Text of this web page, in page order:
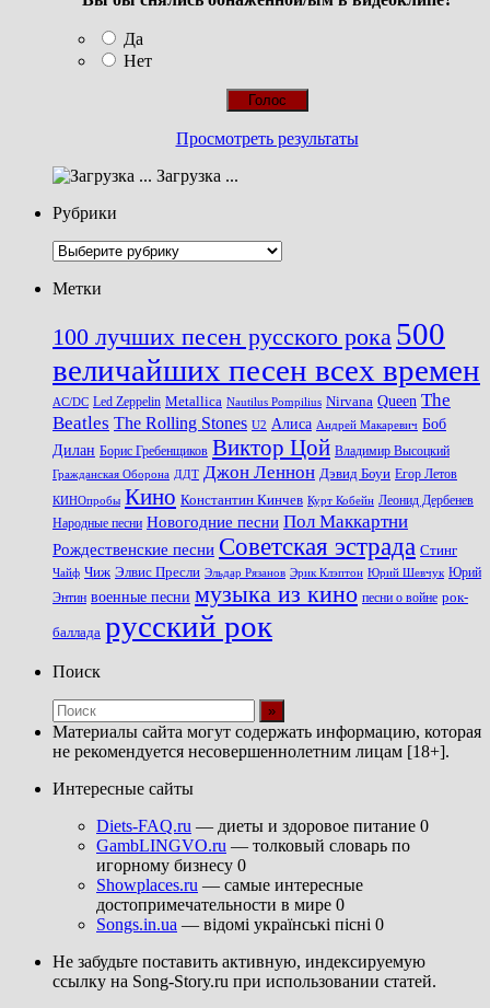
Да
Нет
Просмотреть результаты
Загрузка ...
Рубрики
Рубрики
Метки
100 лучших песен русского рока 500
величайших песен всех времен
AC/DC Led Zeppelin Metallica Nautilus Pompilius Nirvana Queen The
Beatles The Rolling Stones U2 Алиса Андрей Макаревич Боб
Дилан Борис Гребенщиков Виктор Цой Владимир Высоцкий
Гражданская Оборона ДДТ Джон Леннон Дэвид Боуи Егор Летов
КИНОпробы Кино Константин Кинчев Курт Кобейн Леонид Дербенев
Народные песни Новогодние песни Пол Маккартни
Рождественские песни Советская эстрада Стинг
Чайф Чиж Элвис Пресли Эльдар Рязанов Эрик Клэптон Юрий Шевчук Юрий
Энтин военные песни музыка из кино песни о войне рок-
баллада русский рок
Поиск
Материалы сайта могут содержать информацию, которая
не рекомендуется несовершеннолетним лицам [18+].
Интересные сайты
Diets-FAQ.ru — диеты и здоровое питание 0
GambLINGVO.ru — толковый словарь по
игорному бизнесу 0
Showplaces.ru — самые интересные
достопримечательности в мире 0
Songs.in.ua — відомі українські пісні 0
Не забудьте поставить активную, индексируемую
ссылку на Song-Story.ru при использовании статей.